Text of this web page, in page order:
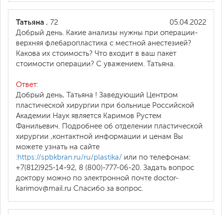
05.04.2022
Татьяна , 72
Добрый день. Какие анализы нужны при операции-
верхняя флебаропластика с местной анестезией?
Какова их стоимость? Что входит в ваш пакет
стоимости операции? С уважением. Татьяна.
Ответ:
Добрый день, Татьяна ! Заведующий Центром
пластической хирургии при больнице Российской
Академии Наук является Каримов Рустем
Фанильевич. Подробнее об отделении пластической
хирургии ,контактной информации и ценам Вы
можете узнать на сайте
:https://spbkbran.ru/ru/plastika/ или по телефонам:
+7(812)925-14-92, 8 (800)-777-06-20. Задать вопрос
доктору можно по электронной почте doctor-
karimov@mail.ru Спасибо за вопрос.